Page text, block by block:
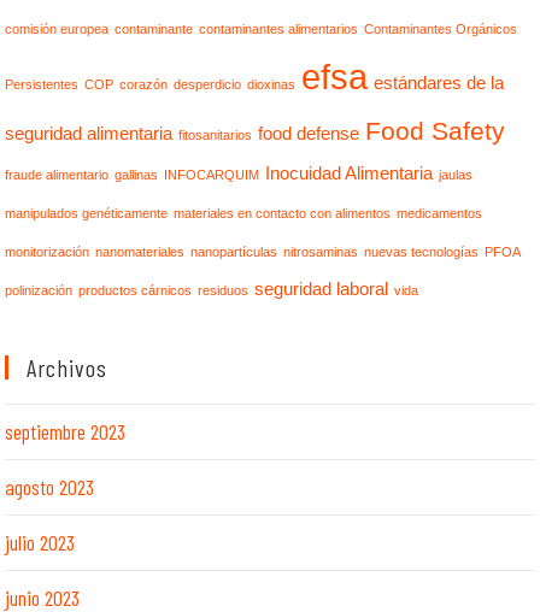
comisión europea contaminante contaminantes alimentarios Contaminantes Orgánicos
Persistentes COP corazón desperdicio dioxinas efsa estándares de la
seguridad alimentaria fitosanitarios food defense Food Safety
fraude alimentario gallinas INFOCARQUIM Inocuidad Alimentaria jaulas
manipulados genéticamente materiales en contacto con alimentos medicamentos
monitorización nanomateriales nanopartículas nitrosaminas nuevas tecnologías PFOA
polinización productos cárnicos residuos seguridad laboral vida
Archivos
septiembre 2023
agosto 2023
julio 2023
junio 2023